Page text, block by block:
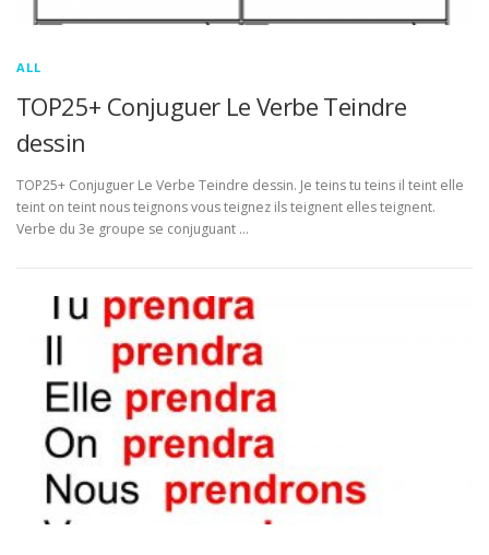
ALL
TOP25+ Conjuguer Le Verbe Teindre
dessin
TOP25+ Conjuguer Le Verbe Teindre dessin. Je teins tu teins il teint elle
teint on teint nous teignons vous teignez ils teignent elles teignent.
Verbe du 3e groupe se conjuguant …